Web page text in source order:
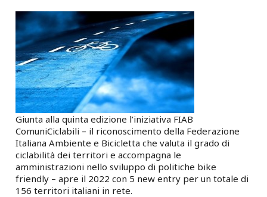
Giunta alla quinta edizione l’iniziativa FIAB
ComuniCiclabili – il riconoscimento della Federazione
Italiana Ambiente e Bicicletta che valuta il grado di
ciclabilità dei territori e accompagna le
amministrazioni nello sviluppo di politiche bike
friendly – apre il 2022 con 5 new entry per un totale di
156 territori italiani in rete.